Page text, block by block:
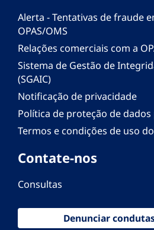
Alerta - Tentativas de fraude
OPAS/OMS
Relações comerciais com a
Sistema de Gestão de
(SGAIC)
Notificação de privacidade
Política de proteção de dados
Termos e condições de uso
Contate-nos
Consultas
Denunciar